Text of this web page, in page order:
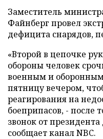
Заместитель
Файнберг провел
дефицита снарядов,
«Второй в цепочке
обороны человек
военным и оборонным
пятницу вечером,
реагирования на
боеприпасов, - после
звонок от
сообщает канал NBC.